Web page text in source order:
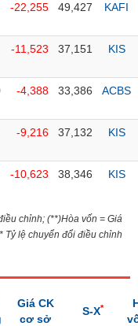
-22,255 49,427 KAFI
-11,523 37,151 KIS
-4,388 33,386 ACBS
-9,216 37,132 KIS
-10,623 38,346 KIS
chỉnh; (**)Hòa vốn = Giá
Tỷ lệ chuyển đổi điều chỉnh
Giá CK
cơ sở
S-X*